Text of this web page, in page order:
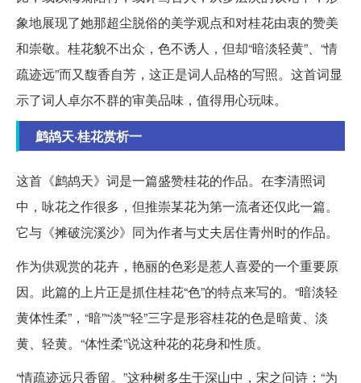
象地展现了她那超尘脱俗的美学观点和对桂花由衷的赞美
和崇敬。桂花貌不出众，色不诱人，但却“暗淡轻黄”、“情
疏迹远”而又馥香自芳，这正是词人品格的写照。这首词显
示了词人卓尔不群的审美品味，值得用心玩味。
鹧鸪天·桂花赏析一
这首《鹧鸪天》词是一篇盛赞桂花的作品。在李清照词
中，咏花之作很多，但推崇某花为第一流者还仅此一篇。
它与《摊破浣溪沙》同为作者与丈夫居住青州时的作品。
作为供观赏的花卉，艳丽的色彩是惹人喜爱的一个重要原
因。此篇的上片正是抓住桂花“色”的特点来写的。“暗淡轻
黄体性柔”，“暗”“淡”“轻”三字是形容桂花的色是暗黄、淡
黄、轻黄。“体性柔”说这种花的花身和性质。
“情疏迹远只香留。”这种树多生于深山中，宋之问诗：“为